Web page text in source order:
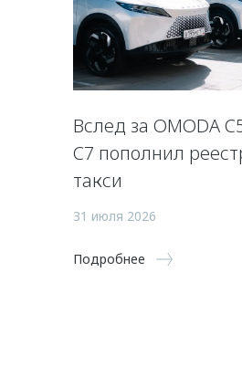
Вслед за OMODA
C7 пополнил
такси
31 июля 2026
Подробнее